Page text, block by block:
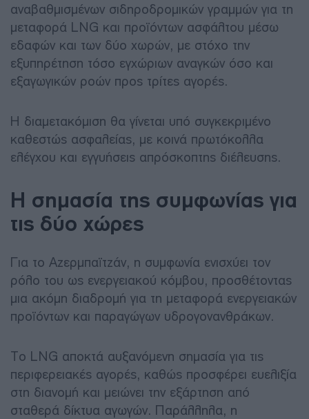
αναβαθμισμένων σιδηροδρομικών γραμμών για τη
μεταφορά LNG και προϊόντων ασφάλτου μέσω
εδαφών και των δύο χωρών, με στόχο την
εξυπηρέτηση τόσο εγχώριων αναγκών όσο και
εξαγωγικών ροών προς τρίτες αγορές.
Η διαμετακόμιση θα γίνεται υπό συγκεκριμένο
καθεστώς ασφαλείας, με κοινά πρωτόκολλα
ελέγχου και εγγυήσεις απρόσκοπτης διέλευσης.
Η σημασία της συμφωνίας για
τις δύο χώρες
Για το Αζερμπαϊτζάν, η συμφωνία ενισχύει τον
ρόλο του ως ενεργειακού κόμβου, προσθέτοντας
μια ακόμη διαδρομή για τη μεταφορά ενεργειακών
προϊόντων και παραγώγων υδρογονανθράκων.
Το LNG αποκτά αυξανόμενη σημασία για τις
περιφερειακές αγορές, καθώς προσφέρει ευελιξία
στη διανομή και μειώνει την εξάρτηση από
σταθερά δίκτυα αγωγών. Παράλληλα, η